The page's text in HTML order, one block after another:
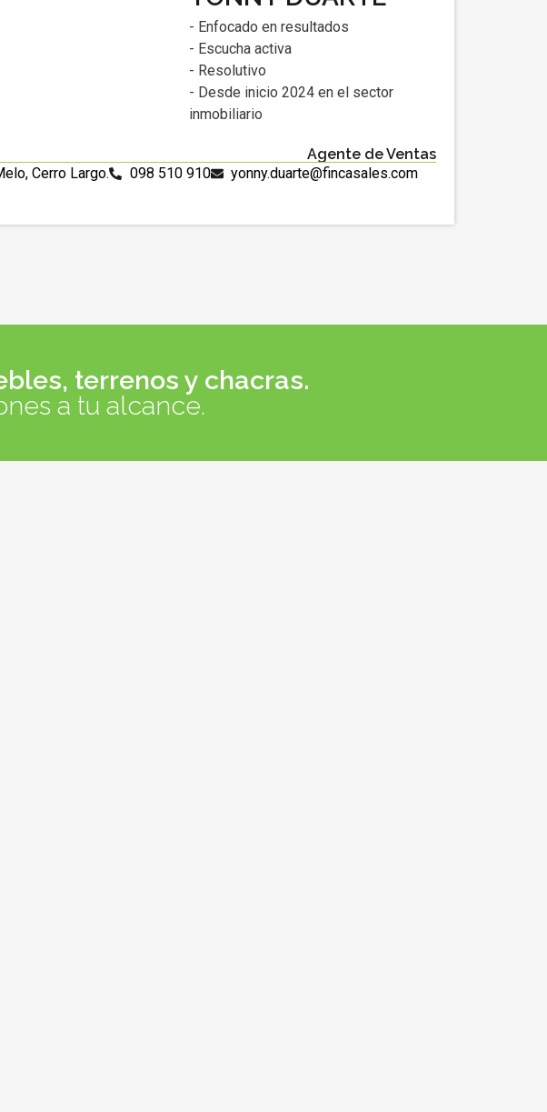
- Enfocado en resultados
- Escucha activa
- Resolutivo
- Desde inicio 2024 en el sector
inmobiliario
Agente de Ventas
Cerro Largo.
098 510 910 yonny.duarte@fincasales.com
terrenos y chacras.
a tu alcance.